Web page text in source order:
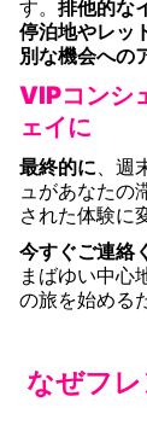
す。 排他的な
停泊地やレッ
別な機会への
VIPコンシ
ェイに
最終的に、週
ュがあなたの
された体験に
今すぐご連絡
まばゆい中心
の旅を始める
なぜフ